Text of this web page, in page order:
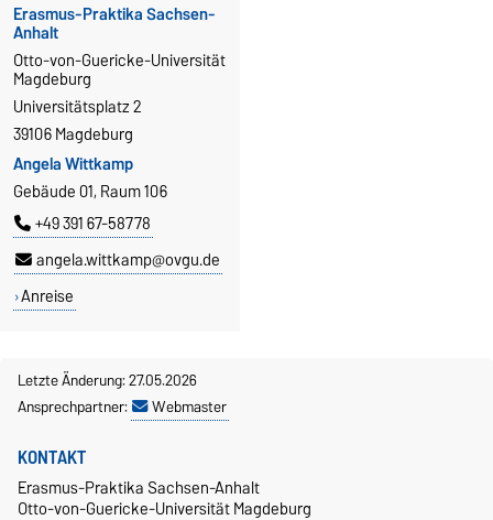
Erasmus-Praktika Sachsen-
Anhalt
Otto-von-Guericke-Universität
Magdeburg
Universitätsplatz 2
39106 Magdeburg
Angela Wittkamp
Gebäude 01, Raum 106
+49 391 67-58778
angela.wittkamp@ovgu.de
Anreise
Letzte Änderung: 27.05.2026
Ansprechpartner:
Webmaster
KONTAKT
Erasmus-Praktika Sachsen-Anhalt
Otto-von-Guericke-Universität Magdeburg